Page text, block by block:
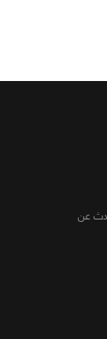
عن